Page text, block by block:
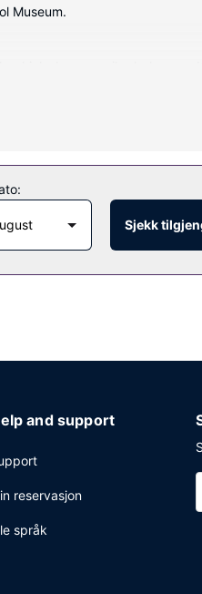
Museum.
bad med dusj,
Du kan også få noe lett å
Sjekk
and support
reservasjon
språk